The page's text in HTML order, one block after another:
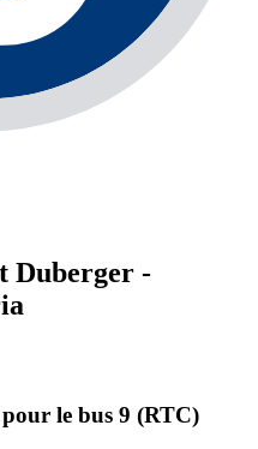
Duberger -
le bus 9 (RTC)